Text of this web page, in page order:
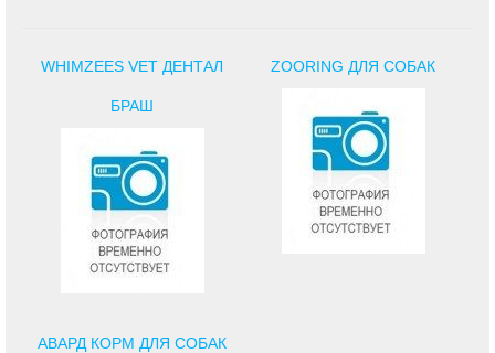
WHIMZEES VET ДЕНТАЛ
БРАШ
ZOORING ДЛЯ СОБАК
АВАРД КОРМ ДЛЯ СОБАК